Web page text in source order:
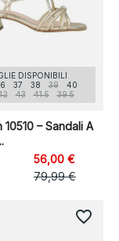
DISPONIBILI
37 38 39
40
43 41.5 39.5
10510 – Sandali A
56,00 €
79,99 €
favorite_border